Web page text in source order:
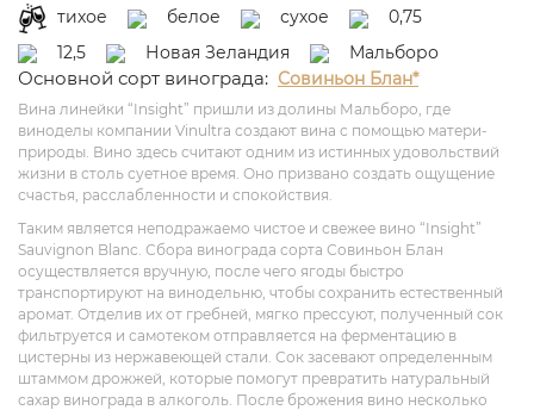
тихое белое сухое
0,75
12,5
Новая Зеландия Мальборо
Основной сорт винограда: Совиньон Блан*
Вина линейки “Insight” пришли из долины Мальборо, где
виноделы компании Vinultra создают вина с помощью матери-
природы. Вино здесь считают одним из истинных удовольствий
жизни в столь суетное время. Оно призвано создать ощущение
счастья, расслабленности и спокойствия.
Таким является неподражаемо чистое и свежее вино “Insight”
Sauvignon Blanc. Сбора винограда сорта Совиньон Блан
осуществляется вручную, после чего ягоды быстро
транспортируют на винодельню, чтобы сохранить естественный
аромат. Отделив их от гребней, мягко прессуют, полученный сок
фильтруется и самотеком отправляется на ферментацию в
цистерны из нержавеющей стали. Сок засевают определенным
штаммом дрожжей, которые помогут превратить натуральный
сахар винограда в алкоголь. После брожения вино несколько